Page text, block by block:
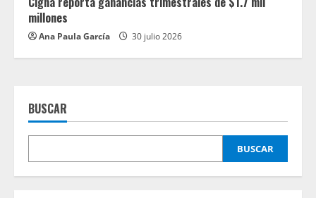
millones
Ana Paula García 30 julio 2026
BUSCAR
BUSCAR